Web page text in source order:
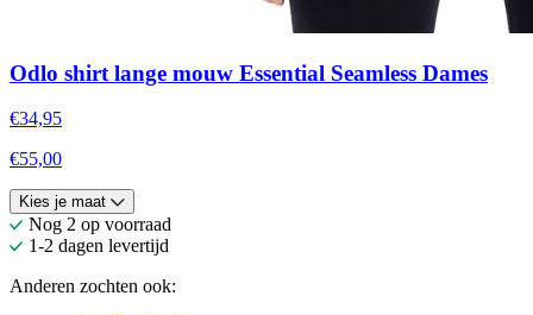
Odlo shirt lange mouw Essential Seamless Dames
€34,95
€55,00
Kies je maat
Nog 2 op voorraad
1-2 dagen levertijd
Anderen zochten ook: